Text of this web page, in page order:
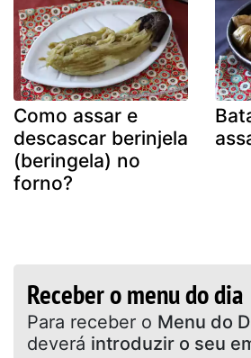
Como assar e
descascar berinjela
(beringela) no
forno?
Receber o menu do dia
Para receber o Menu do
deverá introduzir o seu